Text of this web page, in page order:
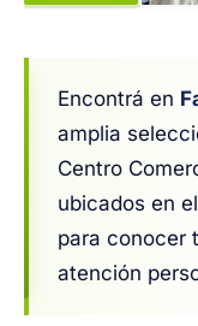
Encontrá en
amplia
Centro
ubicados en el
para conocer
atención